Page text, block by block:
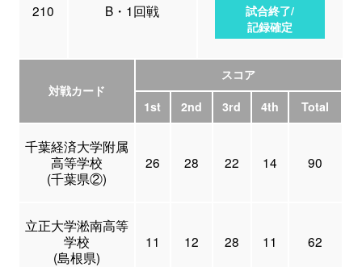
210 B・1回戦
試合終了/
記録確定
対戦カード
スコア
1st
2nd 3rd 4th Total
千葉経済大学附属
高等学校
(千葉県②)
26 28 22 14 90
立正大学淞南高等
学校
(島根県)
11 12 28 11 62